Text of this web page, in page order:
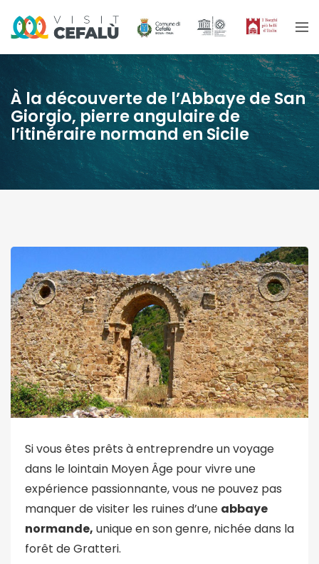
À la découverte de l’Abbaye de San
Giorgio, pierre angulaire de
l’itinéraire normand en Sicile
Si vous êtes prêts à entreprendre un voyage
dans le lointain Moyen Âge pour vivre une
expérience passionnante, vous ne pouvez pas
manquer de visiter les ruines d’une abbaye
normande, unique en son genre, nichée dans la
forêt de Gratteri.